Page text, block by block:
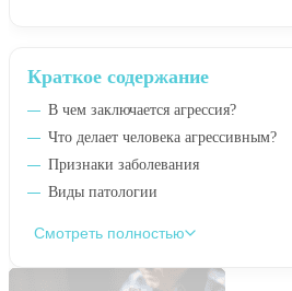
Краткое содержание
В чем заключается агрессия?
Что делает человека агрессивным?
Признаки заболевания
Виды патологии
Смотреть полностью